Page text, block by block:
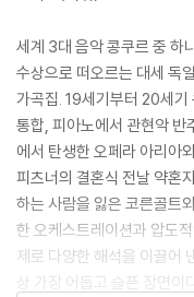
세계 3대 음악 콩쿠르 중 하
수상으로 떠오르는 대세 독
가곡집. 19세기부터 20세기
통합, 피아노에서 관현악 반
에서 탄생한 오페라 아리아
피츠너의 결혼식 전날 약혼
하는 사람을 잃은 코른골트
한 오케스트레이션과 압도
제로 다양한 해석을 이끌어
상 가장 어둡고 슬픈 장면이